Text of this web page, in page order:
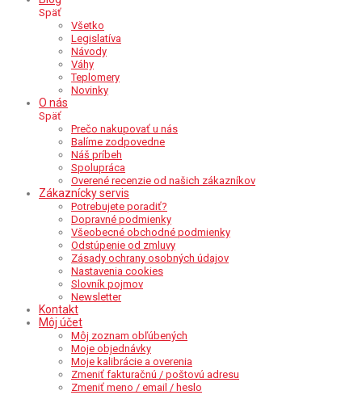
Späť
Všetko
Legislatíva
Návody
Váhy
Teplomery
Novinky
O nás
Späť
Prečo nakupovať u nás
Balíme zodpovedne
Náš príbeh
Spolupráca
Overené recenzie od našich zákazníkov
Zákaznícky servis
Potrebujete poradiť?
Dopravné podmienky
Všeobecné obchodné podmienky
Odstúpenie od zmluvy
Zásady ochrany osobných údajov
Nastavenia cookies
Slovník pojmov
Newsletter
Kontakt
Môj účet
Môj zoznam obľúbených
Moje objednávky
Moje kalibrácie a overenia
Zmeniť fakturačnú / poštovú adresu
Zmeniť meno / email / heslo